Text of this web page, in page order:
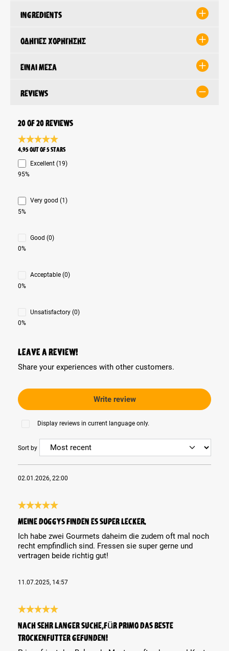
Ingredients
Οδηγίες χορήγησης
Είναι μέσα
Reviews
20 of 20 reviews
Average rating 4.9 of 5 Stars
4.95 out of 5 stars
Excellent (19)
95%
Very good (1)
5%
Good (0)
0%
Acceptable (0)
0%
Unsatisfactory (0)
0%
Leave a review!
Share your experiences with other customers.
Write review
Display reviews in current language only.
Sort by
02.01.2026, 22:00
Meine Doggys finden es super lecker.
Ich habe zwei Gourmets daheim die zudem oft mal noch
recht empfindlich sind. Fressen sie super gerne und
vertragen beide richtig gut!
11.07.2025, 14:57
Nach sehr langer Suche,für Primo das beste
Trockenfutter gefunden!